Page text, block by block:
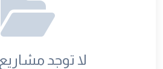
لا توجد